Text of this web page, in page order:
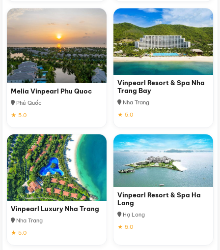
Melia Vinpearl Phu Quoc
Phú Quốc
★ 5.0
Vinpearl Resort & Spa Nha
Trang Bay
Nha Trang
★ 5.0
Vinpearl Luxury Nha Trang
Nha Trang
★ 5.0
Vinpearl Resort & Spa Ha
Long
Hạ Long
★ 5.0